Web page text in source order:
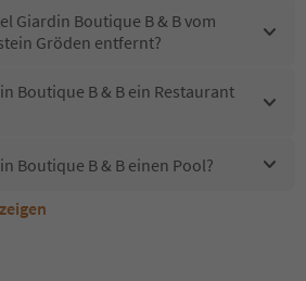
Giardin Boutique B & B vom
Gröden entfernt?
Boutique B & B ein Restaurant
Boutique B & B einen Pool?
Garni-Hotel Giardin
Garni-Hotel Giardin Boutique B &
Garni-Hotel Giardin Boutique B &